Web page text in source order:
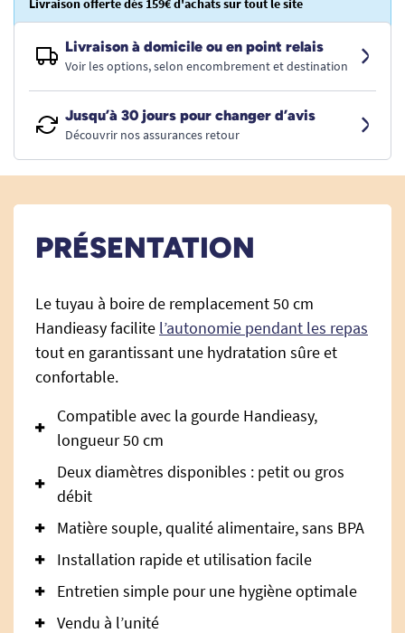
Livraison offerte dès 159€ d'achats sur tout le site
Livraison à domicile ou en point relais
Voir les options, selon encombrement et destination
Jusqu’à 30 jours pour changer d’avis
Découvrir nos assurances retour
PRÉSENTATION
Le tuyau à boire de remplacement 50 cm
Handieasy facilite l’autonomie pendant les repas
tout en garantissant une hydratation sûre et
confortable.
Compatible avec la gourde Handieasy,
longueur 50 cm
Deux diamètres disponibles : petit ou gros
débit
Matière souple, qualité alimentaire, sans BPA
Installation rapide et utilisation facile
Entretien simple pour une hygiène optimale
Vendu à l’unité